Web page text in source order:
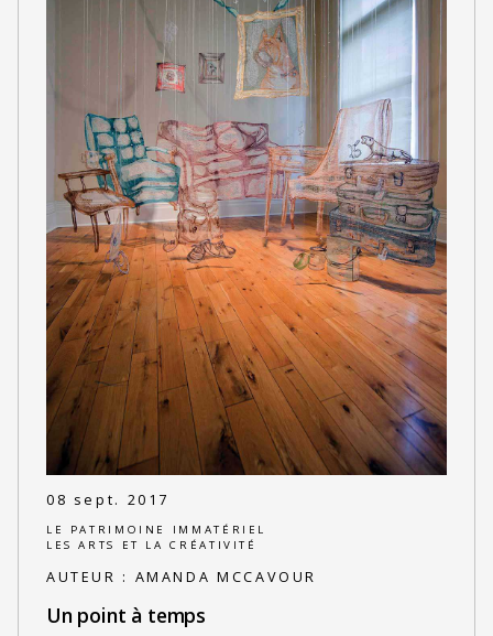
08 sept. 2017
LE PATRIMOINE IMMATÉRIEL
LES ARTS ET LA CRÉATIVITÉ
AUTEUR : AMANDA MCCAVOUR
Un point à temps